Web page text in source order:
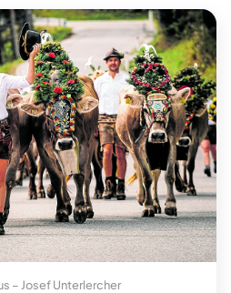
– Josef Unterlercher